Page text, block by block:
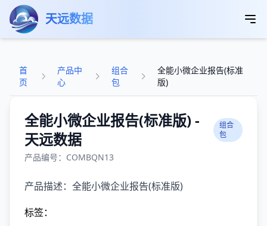
跳转到主要内容
天远数据
首
页
产品中
心
组合
包
全能小微企业报告(标准
版)
全能小微企业报告(标准版) -
天远数据
组合
包
产品编号：COMBQN13
产品描述：全能小微企业报告(标准版)
标签：